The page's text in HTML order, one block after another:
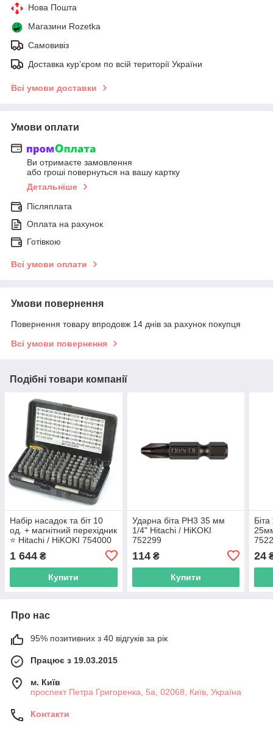
Нова Пошта
Магазини Rozetka
Самовивіз
Доставка кур’єром по всій території України
Всі умови доставки
Умови оплати
Ви отримаєте замовлення
або гроші повернуться на вашу картку
Детальніше
Післяплата
Оплата на рахунок
Готівкою
Всі умови оплати
Умови повернення
Повернення товару впродовж 14 днів за рахунок покупця
Всі умови повернення
Подібні товари компанії
Набір насадок та біт 10
од. + магнітний перехідник
⭐️ Hitachi / HiKOKI 754000
1 644 ₴
Купити
Ударна біта РН3 35 мм
1/4" Hitachi / HiKOKI
752299
114₴
Купити
24
Про нас
95% позитивних з 40 відгуків за рік
Працює з 19.03.2015
м. Київ
проспект Петра Григоренка, 5а, 02068, Київ, Україна
Контакти